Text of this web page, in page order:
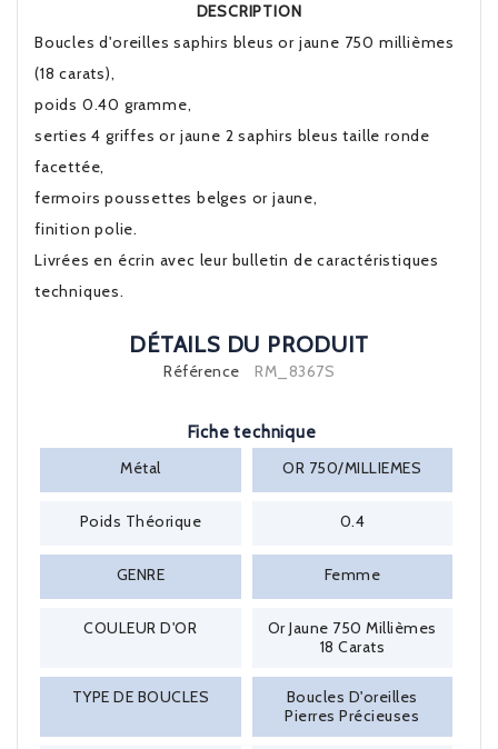
DESCRIPTION
Boucles d'oreilles saphirs bleus or jaune 750 millièmes
(18 carats),
poids 0.40 gramme,
serties 4 griffes or jaune 2 saphirs bleus taille ronde
facettée,
fermoirs poussettes belges or jaune,
finition polie.
Livrées en écrin avec leur bulletin de caractéristiques
techniques.
DÉTAILS DU PRODUIT
Référence RM_8367S
Fiche technique
Métal
OR 750/MILLIEMES
Poids Théorique 0.4
GENRE Femme
COULEUR D'OR
Or Jaune 750 Millièmes
18 Carats
TYPE DE BOUCLES
Boucles D'oreilles
Pierres Précieuses